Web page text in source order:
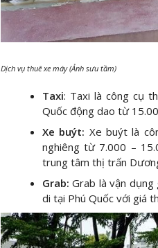
Dịch vụ thuê xe máy (Ảnh sưu tầm)
Taxi: Taxi là công cụ
Quốc động dao từ
Xe buýt: Xe buýt là
nghiêng từ 7.000 –
trung tâm thị trấn
Grab: Grab là vận
di tại Phú Quốc với giá